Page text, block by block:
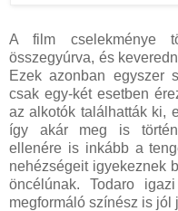
A film cselekménye
összegyúrva, és
Ezek azonban egyszer
csak egy-két esetben
az alkotók találhatták ki,
így akár meg is
ellenére is inkább a
nehézségeit igyekeznek
öncélúnak. Todaro
megformáló színész is jól